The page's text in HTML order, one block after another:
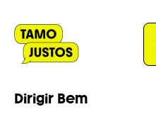
Dirigir Bem